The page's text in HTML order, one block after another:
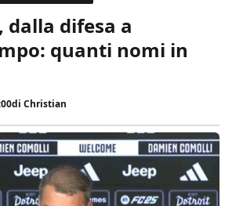
dalla difesa a
quanti nomi in
di Christian